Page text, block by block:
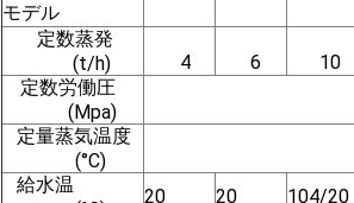
モデル
定数蒸発
(t/h)
4 6 10
定数労働圧
(Mpa)
定量蒸気温度
(°C)
給水温
20 20 104/20